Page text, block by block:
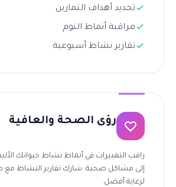
تحديد أهداف التمارين
مراقبة أنماط النوم
تقارير نشاط أسبوعية
رؤى الصحة والعافية
راقب التغييرات في أنماط نشاط حيوانك
إلى مشاكل صحية. شارك تقارير النشاط مع
لرعاية أفضل.